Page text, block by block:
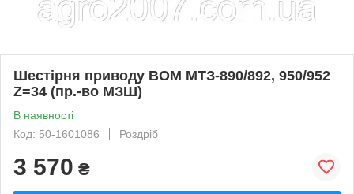
Шестірня приводу ВОМ МТЗ-890/892, 950/952
Z=34 (пр.-во МЗШ)
В наявності
Код: 50-1601086
Роздріб
3 570 ₴